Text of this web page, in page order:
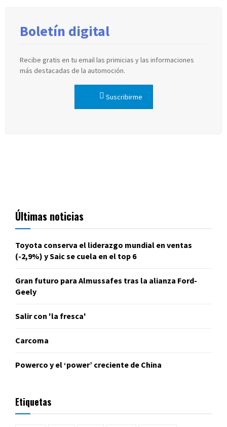
Boletín digital
Recibe gratis en tu email las primicias y las informaciones
más destacadas de la automoción.
Suscribirme
Últimas noticias
Toyota conserva el liderazgo mundial en ventas
(-2,9%) y Saic se cuela en el top 6
Gran futuro para Almussafes tras la alianza Ford-
Geely
Salir con 'la fresca'
Carcoma
Powerco y el ‘power’ creciente de China
Etiquetas